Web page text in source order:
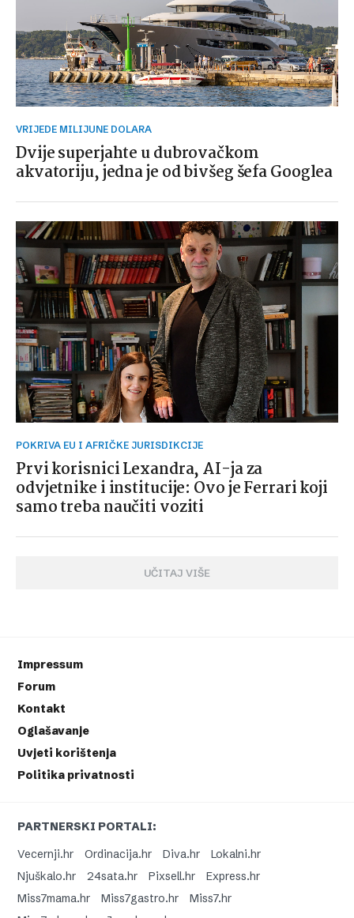
VRIJEDE MILIJUNE DOLARA
Dvije superjahte u dubrovačkom
akvatoriju, jedna je od bivšeg šefa Googlea
POKRIVA EU I AFRIČKE JURISDIKCIJE
Prvi korisnici Lexandra, AI-ja za
odvjetnike i institucije: Ovo je Ferrari koji
samo treba naučiti voziti
UČITAJ VIŠE
Impressum
Forum
Kontakt
Oglašavanje
Uvjeti korištenja
Politika privatnosti
PARTNERSKI PORTALI:
Vecernji.hr
Ordinacija.hr Diva.hr
Lokalni.hr
Njuškalo.hr
24sata.hr Pixsell.hr
Express.hr
Miss7mama.hr
Miss7gastro.hr
Miss7.hr